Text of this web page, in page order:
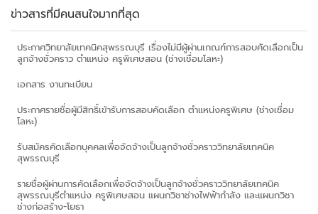
ข่าวสารที่มีคนสนใจมากที่สุด
ประกาศวิทยาลัยเทคนิคสุพรรณบุรี เรื่องไม่มีผู้ผ่านเกณฑ์การสอบคัดเลือกเป็น
ลูกจ้างชั่วคราว ตำแหน่ง ครูพิเศษสอน (ช่างเชื่อมโลหะ)
เอกสาร งานทะเบียน
ประกาศรายชื่อผู้มีสิทธิ์เข้ารับการสอบคัดเลือก ตำแหน่งครูพิเศษ (ช่างเชื่อม
โลหะ)
รับสมัครคัดเลือกบุคคลเพื่อจัดจ้างเป็นลูกจ้างชั่วคราววิทยาลัยเทคนิค
สุพรรณบุรี
รายชื่อผู้ผ่านการคัดเลือกเพื่อจัดจ้างเป็นลูกจ้างชั่วคราววิทยาลัยเทคนิค
สุพรรณบุรีตำแหน่ง ครูพิเศษสอน แผนกวิชาช่างไฟฟ้ากำลัง และแผนกวิชา
ช่างก่อสร้าง-โยธา